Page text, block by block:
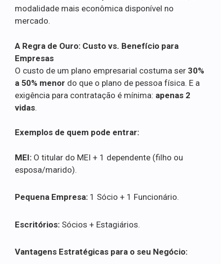
modalidade mais econômica disponível no
mercado.
A Regra de Ouro: Custo vs. Benefício para
Empresas
O custo de um plano empresarial costuma ser 30%
a 50% menor do que o plano de pessoa física. E a
exigência para contratação é mínima: apenas 2
vidas.
Exemplos de quem pode entrar:
MEI: O titular do MEI + 1 dependente (filho ou
esposa/marido).
Pequena Empresa: 1 Sócio + 1 Funcionário.
Escritórios: Sócios + Estagiários.
Vantagens Estratégicas para o seu Negócio: